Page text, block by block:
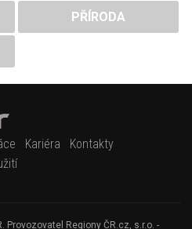
PŘÍRODA
Kariéra
Kontakty
Provozovatel Regiony ČR.cz, s.r.o. -